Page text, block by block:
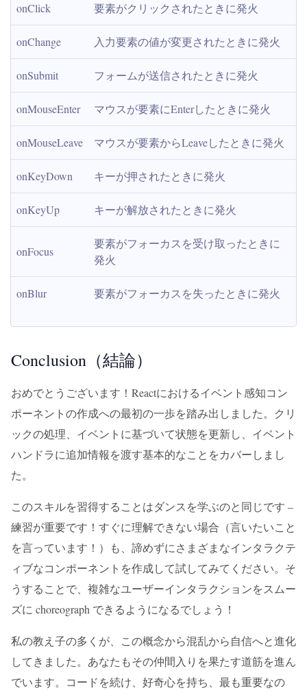
onClick 要素がクリックされたときに発火
onChange 入力要素の値が変更されたときに発火
onSubmit フォームが送信されたときに発火
onMouseEnter マウスが要素にEnterしたときに発火
onMouseLeave マウスが要素からLeaveしたときに発火
onKeyDown キーが押されたときに発火
onKeyUp キーが解放されたときに発火
onFocus
要素がフォーカスを受け取ったときに
発火
onBlur 要素がフォーカスを失ったときに発火
Conclusion（結論）
おめでとうございます！Reactにおけるイベント感知コン
ポーネントの作成への最初の一歩を踏み出しました。クリ
ックの処理、イベントに基づいて状態を更新し、イベント
ハンドラに追加情報を渡す基本的なことをカバーしまし
た。
このスキルを習得することはダンスを学ぶのと同じです –
練習が重要です！すぐに理解できない場合（言いたいこと
を言っています！）も、諦めずにさまざまなインタラクテ
ィブなコンポーネントを作成して試してみてください。そ
うすることで、複雑なユーザーインタラクションをスムー
ズに choreograph できるようになるでしょう！
私の教え子の多くが、この概念から混乱から自信へと進化
してきました。あなたもその仲間入りを果たす道筋を進ん
でいます。コードを続け、好奇心を持ち、最も重要なの